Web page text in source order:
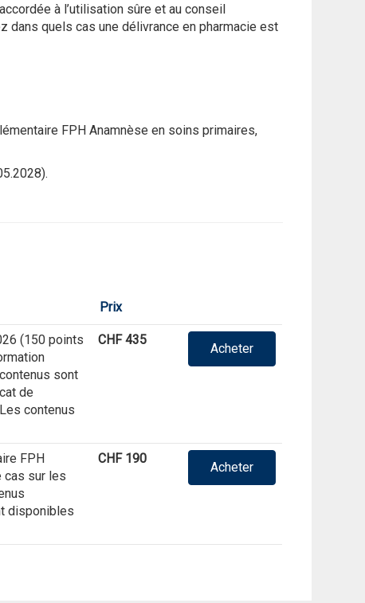
à l’utilisation sûre et au conseil
dans quels cas une délivrance en pharmacie est
FPH Anamnèse en soins primaires,
Prix
(150 points
sont
de
contenus
CHF 435
Acheter
FPH
cas sur les
disponibles
CHF 190
Acheter